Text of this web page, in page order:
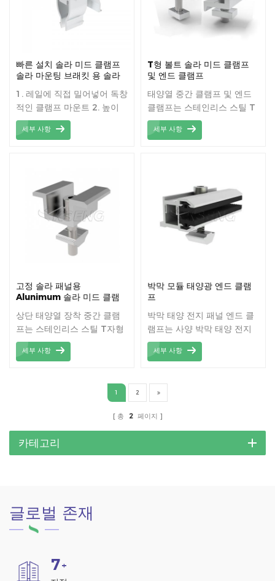
빠른 설치 솔라 미드 클램프
솔라 마운팅 브래킷 용 솔라
1. 레일에 직접 밀어넣어 독창
적인 클램프 마운트 2. 높이
조절이 가능한 특수 클램프
클립 3. 빠르고 간단한 설치,
세부 사항
T형 볼트 솔라 미드 클램프
및 엔드 클램프
태양열 중간 클램프 및 엔드
클램프는 스테인리스 스틸 T
자형 볼트로 모듈을 레일에
고정합니다.
세부 사항
고정 솔라 패널용
Alunimum 솔라 미드 클램
상단 태양열 장착 중간 클램
프는 스테인리스 스틸 T자형
볼트로 레일에 모듈을 고정합
니다.
세부 사항
박막 모듈 태양광 엔드 클램
프
박막 태양 전지 패널 엔드 클
램프는 사양 박막 태양 전지
패널 또는 프레임이 없는 태
양 전지 패널의 종류에 사용
세부 사항
1 2
총 2 페이지
카테고리
글로벌 존재
7+